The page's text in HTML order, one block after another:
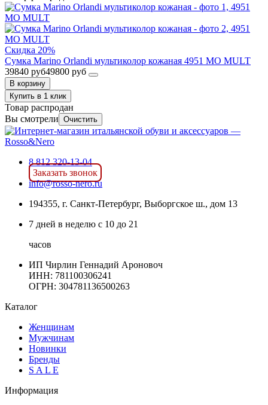
Скидка 20%
Сумка Marino Orlandi мультиколор кожаная 4951 MO MULT
39840 руб49800 руб
В корзину
Купить в 1 клик
Товар распродан
Вы смотрели Очистить
8 812 320-13-04
Заказать звонок
info@rosso-nero.ru
194355, г. Санкт-Петербург, Выборгское ш., дом 13
7 дней в неделю с 10 до 21
часов
ИП Чирлин Геннадий Ароновоч
ИНН: 781100306241
ОГРН: 304781136500263
Каталог
Женщинам
Мужчинам
Новинки
Бренды
S A L E
Информация